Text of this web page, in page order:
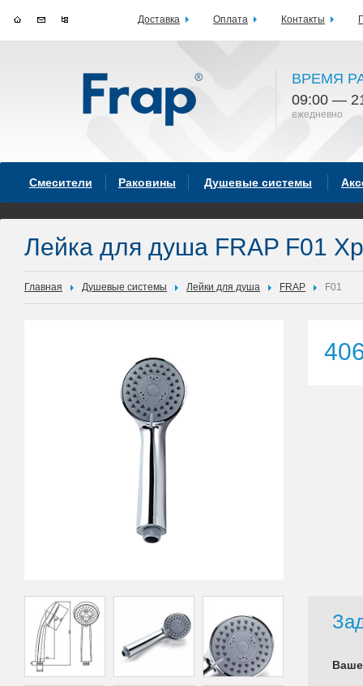
ВРЕМЯ
09:00 —
ежедневно
Смесители Раковины Душевые системы
Лейка для душа FRAP F01
Главная Душевые системы Лейки для душа FRAP F01
Доставка Оплата Контакты